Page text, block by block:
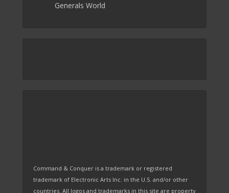
Generals World
Command & Conquer is a trademark or registered
trademark of Electronic Arts Inc. in the U.S. and/or other
countries. All logos and trademarks in this site are property